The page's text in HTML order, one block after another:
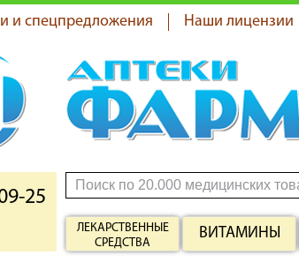
и спецпредложения Наши лицензии
25
ЛЕКАРСТВЕННЫЕ
СРЕДСТВА
ВИТАМИНЫ